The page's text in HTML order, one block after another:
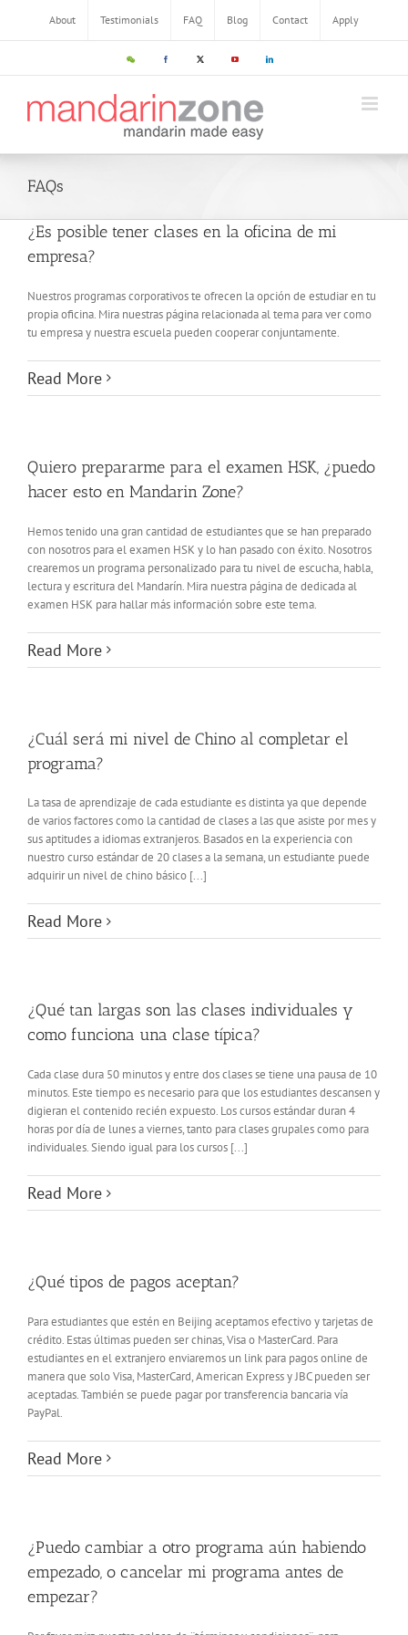
About Testimonials FAQ Blog Contact Apply
FAQs
¿Es posible tener clases en la oficina de mi
empresa?
Nuestros programas corporativos te ofrecen la opción de estudiar en tu
propia oficina. Mira nuestras página relacionada al tema para ver como
tu empresa y nuestra escuela pueden cooperar conjuntamente.
Read More
Quiero prepararme para el examen HSK, ¿puedo
hacer esto en Mandarin Zone?
Hemos tenido una gran cantidad de estudiantes que se han preparado
con nosotros para el examen HSK y lo han pasado con éxito. Nosotros
crearemos un programa personalizado para tu nivel de escucha, habla,
lectura y escritura del Mandarín. Mira nuestra página de dedicada al
examen HSK para hallar más información sobre este tema.
Read More
¿Cuál será mi nivel de Chino al completar el
programa?
La tasa de aprendizaje de cada estudiante es distinta ya que depende
de varios factores como la cantidad de clases a las que asiste por mes y
sus aptitudes a idiomas extranjeros. Basados en la experiencia con
nuestro curso estándar de 20 clases a la semana, un estudiante puede
adquirir un nivel de chino básico [...]
Read More
¿Qué tan largas son las clases individuales y
como funciona una clase típica?
Cada clase dura 50 minutos y entre dos clases se tiene una pausa de 10
minutos. Este tiempo es necesario para que los estudiantes descansen y
digieran el contenido recién expuesto. Los cursos estándar duran 4
horas por día de lunes a viernes, tanto para clases grupales como para
individuales. Siendo igual para los cursos [...]
Read More
¿Qué tipos de pagos aceptan?
Para estudiantes que estén en Beijing aceptamos efectivo y tarjetas de
crédito. Estas últimas pueden ser chinas, Visa o MasterCard. Para
estudiantes en el extranjero enviaremos un link para pagos online de
manera que solo Visa, MasterCard, American Express y JBC pueden ser
aceptadas. También se puede pagar por transferencia bancaria vía
PayPal.
Read More
¿Puedo cambiar a otro programa aún habiendo
empezado, o cancelar mi programa antes de
empezar?